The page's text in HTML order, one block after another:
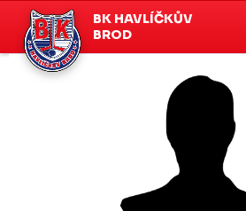
BK HAVLÍČKŮV
BROD